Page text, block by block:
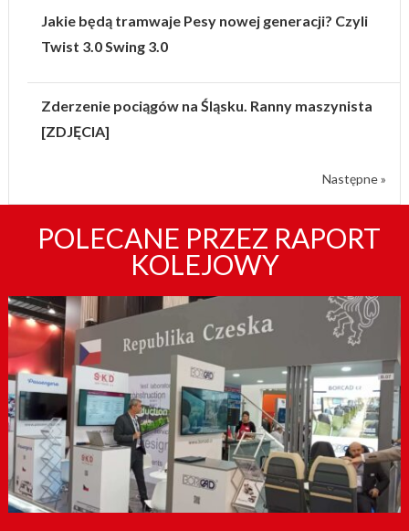
Jakie będą tramwaje Pesy nowej generacji? Czyli
Twist 3.0 Swing 3.0
Zderzenie pociągów na Śląsku. Ranny maszynista
[ZDJĘCIA]
Następne »
POLECANE PRZEZ RAPORT
KOLEJOWY